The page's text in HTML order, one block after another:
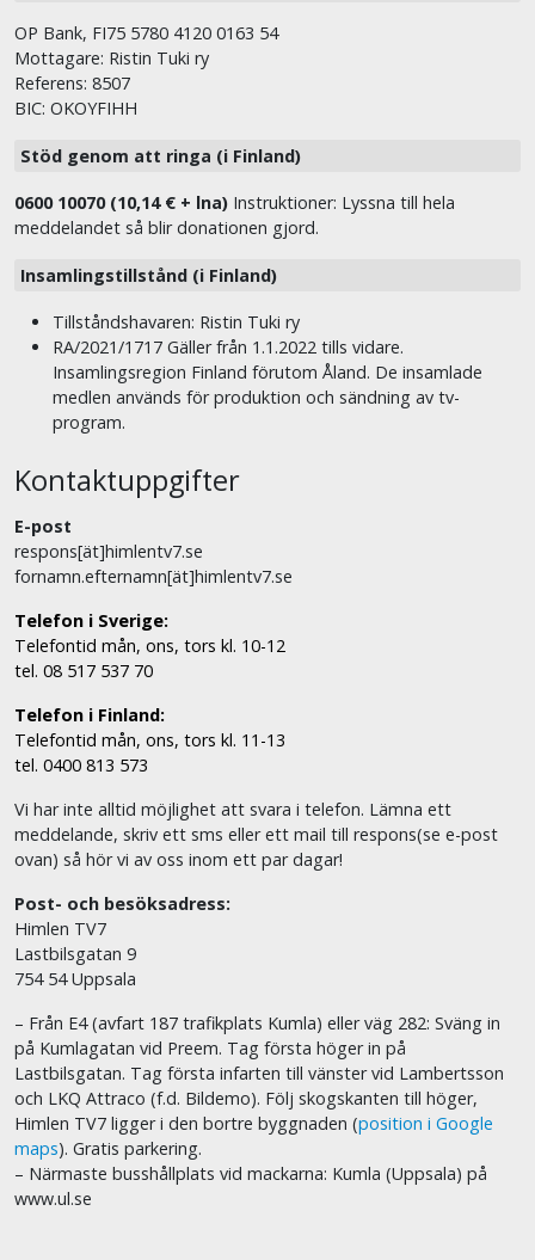
OP Bank, FI75 5780 4120 0163 54
Mottagare: Ristin Tuki ry
Referens: 8507
BIC: OKOYFIHH
Stöd genom att ringa (i Finland)
0600 10070 (10,14 € + lna) Instruktioner: Lyssna till hela
meddelandet så blir donationen gjord.
Insamlingstillstånd (i Finland)
Tillståndshavaren: Ristin Tuki ry
RA/2021/1717 Gäller från 1.1.2022 tills vidare.
Insamlingsregion Finland förutom Åland. De insamlade
medlen används för produktion och sändning av tv-
program.
Kontaktuppgifter
E-post
respons[ät]himlentv7.se
fornamn.efternamn[ät]himlentv7.se
Telefon i Sverige:
Telefontid mån, ons, tors kl. 10-12
tel. 08 517 537 70
Telefon i Finland:
Telefontid mån, ons, tors kl. 11-13
tel. 0400 813 573
Vi har inte alltid möjlighet att svara i telefon. Lämna ett
meddelande, skriv ett sms eller ett mail till respons(se e-post
ovan) så hör vi av oss inom ett par dagar!
Post- och besöksadress:
Himlen TV7
Lastbilsgatan 9
754 54 Uppsala
– Från E4 (avfart 187 trafikplats Kumla) eller väg 282: Sväng in
på Kumlagatan vid Preem. Tag första höger in på
Lastbilsgatan. Tag första infarten till vänster vid Lambertsson
och LKQ Attraco (f.d. Bildemo). Följ skogskanten till höger,
Himlen TV7 ligger i den bortre byggnaden (position i Google
maps). Gratis parkering.
– Närmaste busshållplats vid mackarna: Kumla (Uppsala) på
www.ul.se